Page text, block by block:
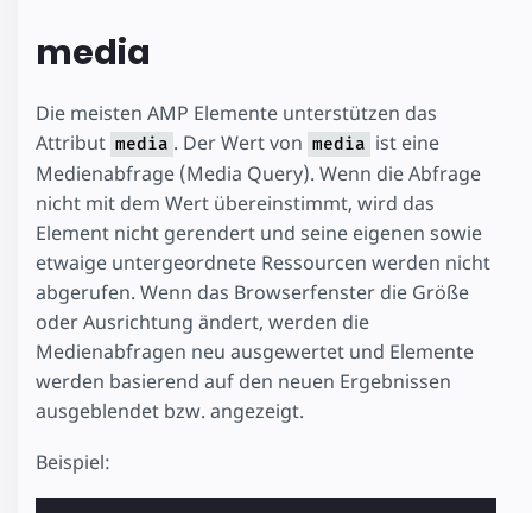
media
Die meisten AMP Elemente unterstützen das
Attribut media . Der Wert von media ist eine
Medienabfrage (Media Query). Wenn die Abfrage
nicht mit dem Wert übereinstimmt, wird das
Element nicht gerendert und seine eigenen sowie
etwaige untergeordnete Ressourcen werden nicht
abgerufen. Wenn das Browserfenster die Größe
oder Ausrichtung ändert, werden die
Medienabfragen neu ausgewertet und Elemente
werden basierend auf den neuen Ergebnissen
ausgeblendet bzw. angezeigt.
Beispiel: